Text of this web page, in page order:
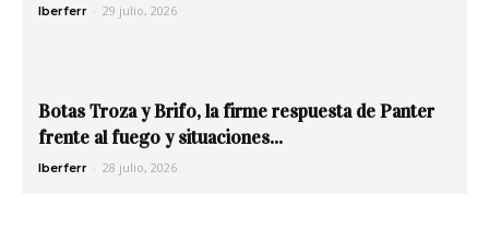
Iberferr - 29 julio, 2026
Botas Troza y Brifo, la firme respuesta de Panter
frente al fuego y situaciones...
Iberferr - 28 julio, 2026